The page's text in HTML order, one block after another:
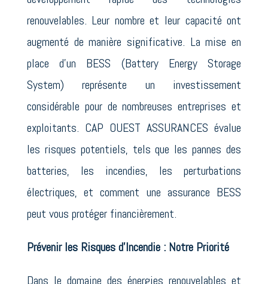
renouvelables. Leur nombre et leur capacité ont
augmenté de manière significative. La mise en
place d’un BESS (Battery Energy Storage
System) représente un investissement
considérable pour de nombreuses entreprises et
exploitants. CAP OUEST ASSURANCES évalue
les risques potentiels, tels que les pannes des
batteries, les incendies, les perturbations
électriques, et comment une assurance BESS
peut vous protéger financièrement.
Prévenir les Risques d’Incendie : Notre Priorité
Dans le domaine des énergies renouvelables et